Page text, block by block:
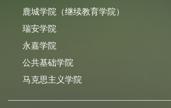
鹿城学院（继续教育学院）
瑞安学院
永嘉学院
公共基础学院
马克思主义学院